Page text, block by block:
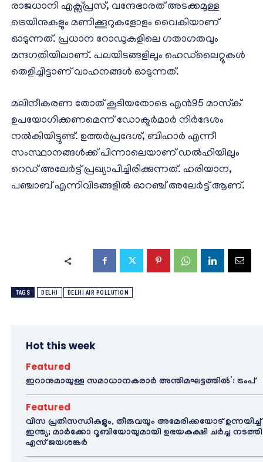
രാജധാനി എക്സ്പ്രസ്, വന്ദേഭാരത് അടക്കമുള്ള
ട്രെയിനുകളും മണിക്കൂറുകളോളം വൈകിയാണ്
ഓടുന്നത്. പ്രധാന റോഡുകളിലെ ഗതാഗതവും
മന്ദഗതിയിലാണ്. പലയിടങ്ങളിലും ഹെഡ്‌ലൈറ്റുകൾ
തെളിച്ചിട്ടാണ് വാഹനങ്ങൾ ഓടുന്നത്.
മലിനീകരണ തോത് കൂടിയതോടെ എൻ95 മാസ്‌ക്
ഉപയോഗിക്കണമെന്ന് ഡോക്ടർമാർ നിർദേശം
നൽകിയിട്ടുണ്ട്. ഉത്തർപ്രദേശ്, ബിഹാർ എന്നീ
സംസ്ഥാനങ്ങൾക്ക് പിന്നാലെയാണ് ഡൽഹിയിലും
റെഡ് അലേർട്ട് പ്രഖ്യാപിച്ചിരിക്കുന്നത്. ഹരിയാന,
പഞ്ചാബ് എന്നിവിടങ്ങളിൽ ഓറഞ്ച് അലേർട്ട് ആണ്.
TAGS DELHI DELHI AIR POLLUTION
Hot this week
Featured
ഇറാനുമായുള്ള സമാധാനകരാർ അന്തിമഘട്ടത്തിൽ‌’: ട്രംപ്
Featured
വിസ പ്രതിസന്ധികളും, തീരുവയും അമേരിക്കയോട് ഉന്നയിച്ച്
ഇന്ത്യ; മാർക്കോ റൂബിയോയുമായി ഉഭയകക്ഷി ചർച്ച നടത്തി
എസ് ജയശങ്കർ